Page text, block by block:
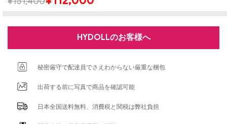
HYDOLLのお客様へ
秘密厳守で配達員でさえわからない厳重な梱包
出荷する前に写真で商品を確認可能
日本全国送料無料、消費税と関税は弊社負担